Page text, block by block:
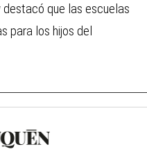
que las escuelas
para los hijos del